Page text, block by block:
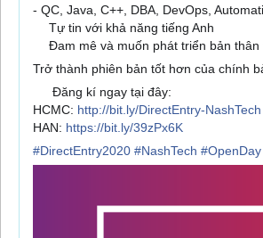
- QC, Java, C++, DBA, DevOps,
Tự tin với khả năng tiếng Anh
Đam mê và muốn phát triển bản
Trở thành phiên bản tốt hơn của chính
Đăng kí ngay tại đây:
HCMC: http://bit.ly/DirectEntry-NashTech
HAN: https://bit.ly/39zPx6K
#DirectEntry2020 #NashTech #OpenDay